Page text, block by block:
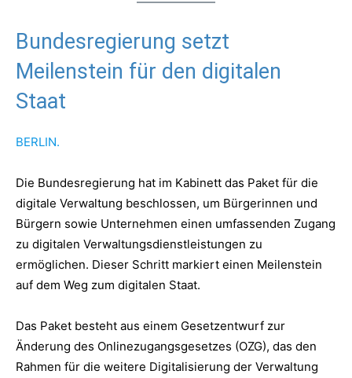
Bundesregierung setzt
Meilenstein für den digitalen
Staat
BERLIN.
Die Bundesregierung hat im Kabinett das Paket für die
digitale Verwaltung beschlossen, um Bürgerinnen und
Bürgern sowie Unternehmen einen umfassenden Zugang
zu digitalen Verwaltungsdienstleistungen zu
ermöglichen. Dieser Schritt markiert einen Meilenstein
auf dem Weg zum digitalen Staat.
Das Paket besteht aus einem Gesetzentwurf zur
Änderung des Onlinezugangsgesetzes (OZG), das den
Rahmen für die weitere Digitalisierung der Verwaltung